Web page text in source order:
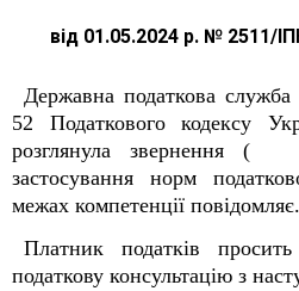
від 01.05.2024 р. № 2511/
Державна податкова
52 Податкового кодексу
розглянула звернення (
застосування норм
межах компетенції повідомляє.
Платник податків
податкову консультацію з